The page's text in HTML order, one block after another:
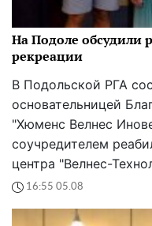
На Подоле обсудили
рекреации
В Подольской РГА
основательницей
"Хюменс Велнес
соучредителем
центра "Велнес-
16:55 05.08